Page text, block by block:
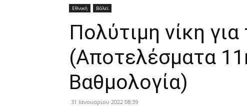
Εθνική Βόλεϊ
Πολύτιμη νίκη
(Αποτελέσματα
Βαθμολογία)
31 Ιανουαρίου 2022 08:39